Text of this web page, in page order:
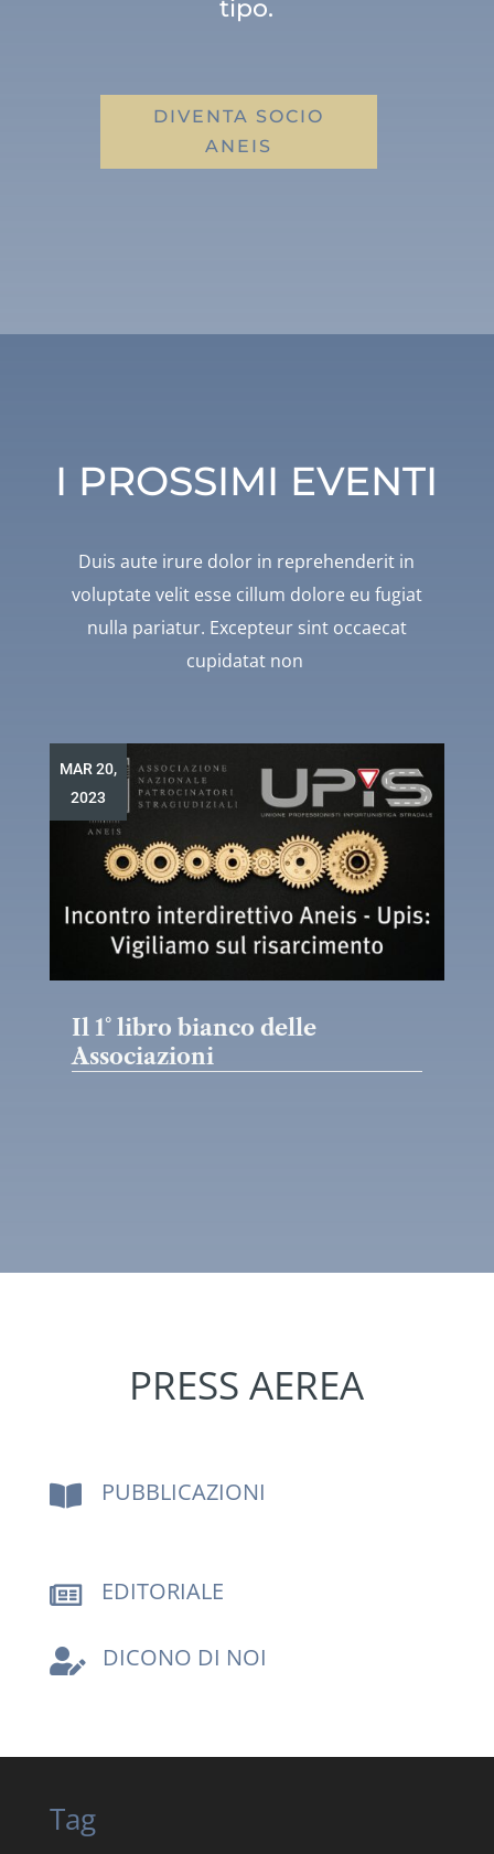
tipo.
DIVENTA SOCIO
ANEIS
I PROSSIMI EVENTI
Duis aute irure dolor in reprehenderit in
voluptate velit esse cillum dolore eu fugiat
nulla pariatur. Excepteur sint occaecat
cupidatat non
Il 1° libro bianco delle
Associazioni
MAR 20,
2023
PRESS AEREA
 PUBBLICAZIONI
 EDITORIALE
 DICONO DI NOI
Tag